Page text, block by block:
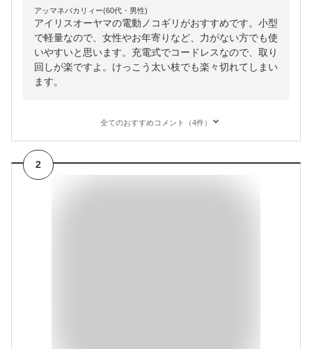
アッマネバカリィー(60代・男性)
アイリスオーヤマの電動ノコギリがおすすめです。小型
で軽量なので、女性やお年寄りなど、力がない方でも使
いやすいと思います。充電式でコードレスなので、取り
回しが楽ですよ。けっこう太い枝でも楽々切れてしまい
ます。
全てのおすすめコメント（4件）
2